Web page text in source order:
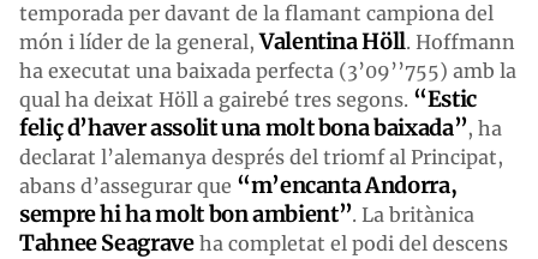
temporada per davant de la flamant campiona del
món i líder de la general,Valentina Höll. Hoffmann
ha executat una baixada perfecta (3’09’’755) amb la
qual ha deixat Höll a gairebé tres segons. “Estic
feliç d’haver assolit una molt bona baixada”, ha
declarat l’alemanya després del triomf al Principat,
abans d’assegurar que “m’encanta Andorra,
sempre hi ha molt bon ambient”. La britànica
Tahnee Seagraveha completat el podi del descens